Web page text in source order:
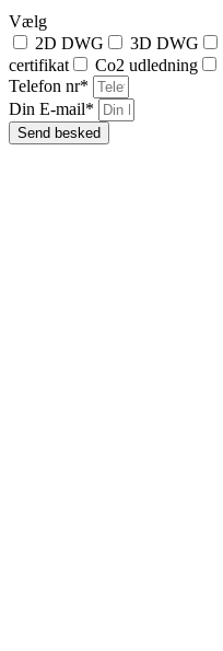
Vælg
2D DWG
3D DWG
certifikat
Co2 udledning
Telefon nr*
Din E-mail*
Send besked